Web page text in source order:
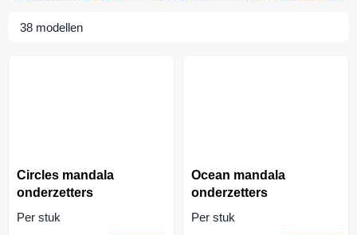
38 modellen
Circles mandala
onderzetters
Per stuk
Ocean mandala
onderzetters
Per stuk